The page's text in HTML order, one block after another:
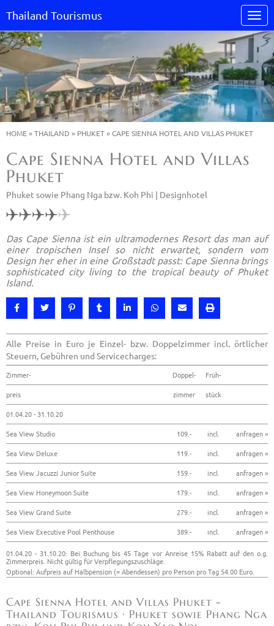
Thailand Tourismus
HOME»THAILAND » PHUKET»CAPE SIENNA HOTEL AND VILLAS PHUKET
Cape Sienna Hotel and Villas
Phuket
Phuket sowie Phang Nga bzw. Koh Phi | Designhotel
Das Cape Sienna ist ein ultramodernes Resort das man auf
einer tropischen Insel so nicht erwartet, sondern vom
Design her eher in eine Großstadt passt: Cape Sienna brings
sophisticated city living to the tropical beauty of Phuket
Island.
Alle Preise in Euro je Einzel- bzw. Doppelzimmer incl. örtlicher
Steuern, Gebühren und Servicecharges:
Zimmer- Doppel-
Früh-
preis
zimmer
stück
01.04.20 - 31.10.20
Sea View Studio
109.- incl.
anfragen »
Sea View Deluxe
119.- incl.
anfragen »
Sea View Jacuzzi Junior Suite
159.- incl.
anfragen »
Sea View Honeymoon Suite
179.- incl.
anfragen »
Sea View Grand Suite
279.- incl.
anfragen »
Sea View Executive Pool Penthouse
389.- incl. anfragen »
01.04.20 - 31.10.20: Bei Buchung bis 45 Tage vor Anreise 15% Rabatt auf den o.g.
Zimmerpreis. Nicht gültig für Verpflegungszuschläge.
Optional: Aufpreis auf Halbpension (= Abendessen) pro Person pro Tag 54.00 Euro.
Cape Sienna Hotel and Villas Phuket -
Thailand Tourismus · Phuket sowie Phang Nga